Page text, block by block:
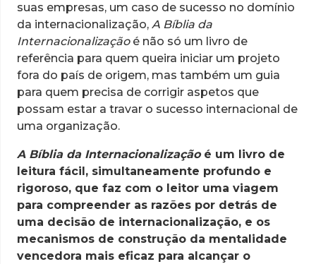
suas empresas, um caso de sucesso no domínio
da internacionalização, A Bíblia da
Internacionalizaçãoé não só um livro de
referência para quem queira iniciar um projeto
fora do país de origem, mas também um guia
para quem precisa de corrigir aspetos que
possam estar a travar o sucesso internacional de
uma organização.
A Bíblia da Internacionalizaçãoé um livro de
leitura fácil, simultaneamente profundo e
rigoroso, que faz com o leitor uma viagem
para compreender as razões por detrás de
uma decisão de internacionalização, e os
mecanismos de construção da mentalidade
vencedora mais eficaz para alcançar o